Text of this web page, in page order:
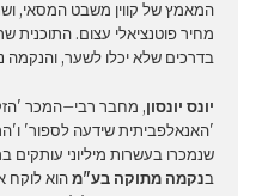
המאמץ של קווין משבט המסאי,
מחיר פוטנציאלי עצום. התוכנית
בדרכים שלא יכלו לשער, והנקמה
יונס יונסון, מחבר רבי–המכר
'האנאלפביתית שידעה לספור'
שנמכרו בעשרות מיליוני עותקים
בנקמה מתוקה בע"מהוא לוקח